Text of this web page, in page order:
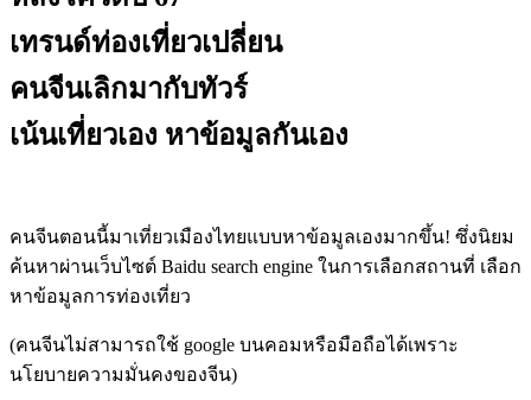
เทรนด์ท่องเที่ยวเปลี่ยน
คนจีนเลิกมากับทัวร์
เน้นเที่ยวเอง หาข้อมูลกันเอง
คนจีนตอนนี้มาเที่ยวเมืองไทยแบบหาข้อมูลเองมากขึ้น! ซึ่งนิยม
ค้นหาผ่านเว็บไซต์ Baidu search engine ในการเลือกสถานที่ เลือก
หาข้อมูลการท่องเที่ยว
(คนจีนไม่สามารถใช้ google บนคอมหรือมือถือได้เพราะ
นโยบายความมั่นคงของจีน)